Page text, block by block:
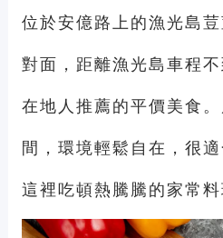
位於安億路上的漁光島
對面，距離漁光島車程
在地人推薦的平價美食
間，環境輕鬆自在，很
這裡吃頓熱騰騰的家常料